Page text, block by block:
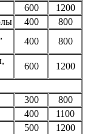
600
1200
400
800
400
800
600
1200
300
800
400
1100
500
1200